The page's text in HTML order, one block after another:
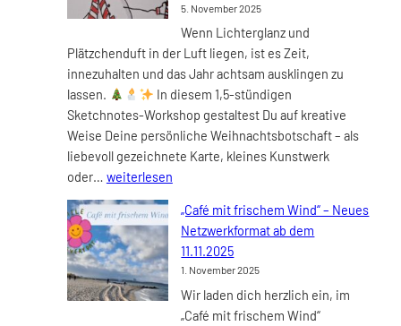
5. November 2025
Wenn Lichterglanz und
Plätzchenduft in der Luft liegen, ist es Zeit,
innezuhalten und das Jahr achtsam ausklingen zu
lassen.
In diesem 1,5-stündigen
Sketchnotes-Workshop gestaltest Du auf kreative
Weise Deine persönliche Weihnachtsbotschaft – als
liebevoll gezeichnete Karte, kleines Kunstwerk
oder… Neues
Workshop-
Angebot:
Kreative
Weihnachtsfreude
–
Sketchnotes
weiterlesen
„Café mit frischem Wind“ – Neues
Netzwerkformat ab dem
11.11.2025
1. November 2025
Wir laden dich herzlich ein, im
„Café mit frischem Wind“